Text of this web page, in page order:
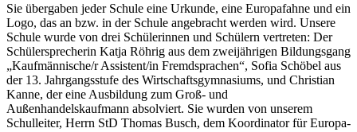
Sie übergaben jeder Schule eine Urkunde, eine Europafahne und ein
Logo, das an bzw. in der Schule angebracht werden wird. Unsere
Schule wurde von drei Schülerinnen und Schülern vertreten: Der
Schülersprecherin Katja Röhrig aus dem zweijährigen Bildungsgang
„Kaufmännische/r Assistent/in Fremdsprachen“, Sofia Schöbel aus
der 13. Jahrgangsstufe des Wirtschaftsgymnasiums, und Christian
Kanne, der eine Ausbildung zum Groß- und
Außenhandelskaufmann absolviert. Sie wurden von unserem
Schulleiter, Herrn StD Thomas Busch, dem Koordinator für Europa-